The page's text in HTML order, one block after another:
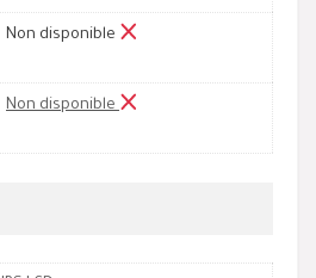
Non disponible
Non disponible